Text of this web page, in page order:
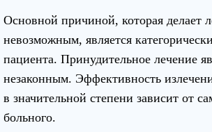
Основной причиной, которая делает
невозможным, является
пациента. Принудительное лечение
незаконным. Эффективность
в значительной степени зависит от
больного.